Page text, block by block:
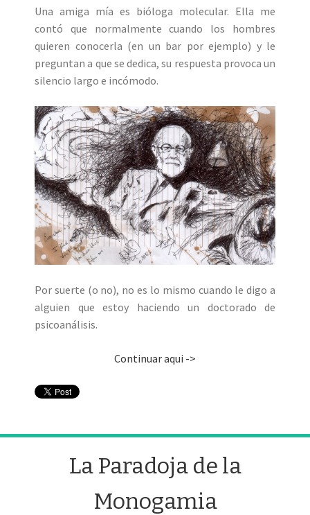
Una amiga mía es bióloga molecular. Ella me
contó que normalmente cuando los hombres
quieren conocerla (en un bar por ejemplo) y le
preguntan a que se dedica, su respuesta provoca un
silencio largo e incómodo.
Por suerte (o no), no es lo mismo cuando le digo a
alguien que estoy haciendo un doctorado de
psicoanálisis.
Continuar aqui ->
La Paradoja de la
Monogamia